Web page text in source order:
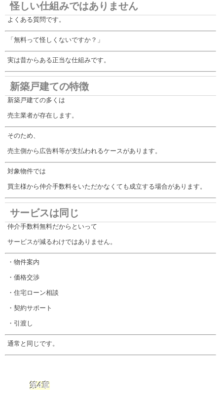
怪しい仕組みではありません
よくある質問です。
「無料って怪しくないですか？」
実は昔からある正当な仕組みです。
新築戸建ての特徴
新築戸建ての多くは
売主業者が存在します。
そのため、
売主側から広告料等が支払われるケースがあります。
対象物件では
買主様から仲介手数料をいただかなくても成立する場合があります。
サービスは同じ
仲介手数料無料だからといって
サービスが減るわけではありません。
・物件案内
・価格交渉
・住宅ローン相談
・契約サポート
・引渡し
通常と同じです。
第4章